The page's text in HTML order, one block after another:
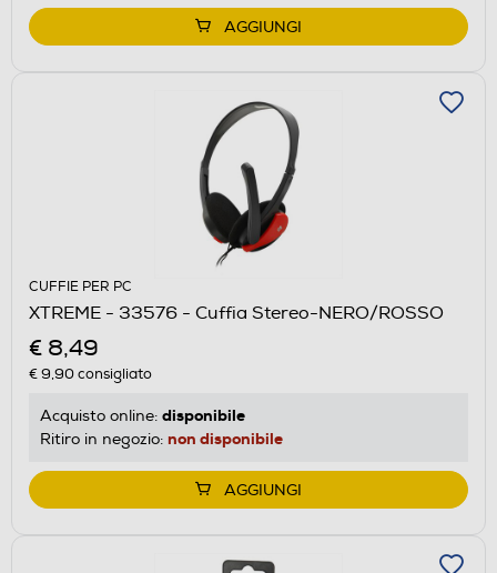
AGGIUNGI
CUFFIE PER PC
XTREME - 33576 - Cuffia Stereo-NERO/ROSSO
€ 8,49
€ 9,90consigliato
Acquisto online: disponibile
Ritiro in negozio: non disponibile
AGGIUNGI